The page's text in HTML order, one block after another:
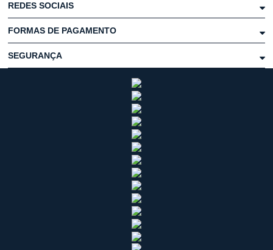
REDES SOCIAIS
FORMAS DE PAGAMENTO
SEGURANÇA